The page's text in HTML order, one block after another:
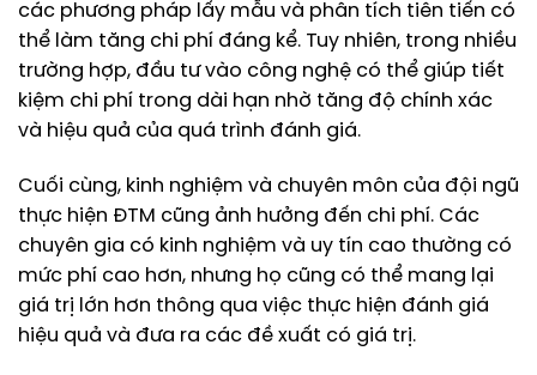
các phương pháp lấy mẫu và phân tích tiên tiến có
thể làm tăng chi phí đáng kể. Tuy nhiên, trong nhiều
trường hợp, đầu tư vào công nghệ có thể giúp tiết
kiệm chi phí trong dài hạn nhờ tăng độ chính xác
và hiệu quả của quá trình đánh giá.
Cuối cùng, kinh nghiệm và chuyên môn của đội ngũ
thực hiện ĐTM cũng ảnh hưởng đến chi phí. Các
chuyên gia có kinh nghiệm và uy tín cao thường có
mức phí cao hơn, nhưng họ cũng có thể mang lại
giá trị lớn hơn thông qua việc thực hiện đánh giá
hiệu quả và đưa ra các đề xuất có giá trị.